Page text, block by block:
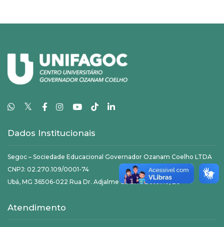
𝕏
Dados Institucionais
Segoc – Sociedade Educacional Governador Ozanam Coelho LTDA
CNPJ: 02.270.109/0001-74
Ubá, MG 36506-022 Rua Dr. Adjalme da Silva Botelho, 20
Atendimento